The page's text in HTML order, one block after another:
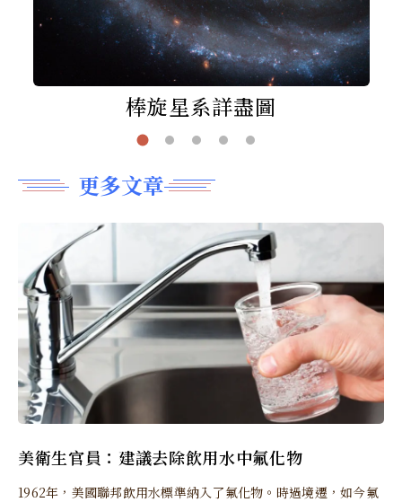
棒旋星系詳盡圖
更多文章
美衛生官員：建議去除飲用水中氟化物
1962年，美國聯邦飲用水標準納入了氟化物。時過境遷，如今氟